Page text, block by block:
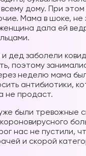
дому. При этом
Мама в шоке, не
дала ей
дед заболели
поэтому
неделю мама
антибиотики,
не продаст.
были тревожные
нас не пустили,
и скорой